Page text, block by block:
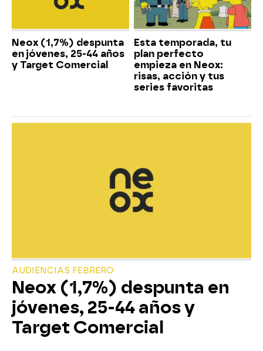
Neox (1,7%) despunta
en jóvenes, 25-44 años
y Target Comercial
Esta temporada, tu
plan perfecto
empieza en Neox:
risas, acción y tus
series favoritas
AUDIENCIAS FEBRERO
Neox (1,7%) despunta en
jóvenes, 25-44 años y
Target Comercial